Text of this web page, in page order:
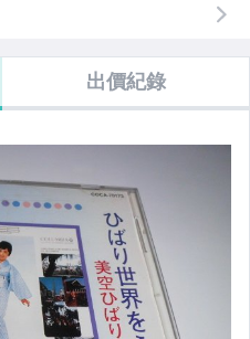
出價紀錄